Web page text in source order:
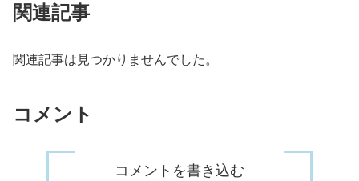
関連記事
関連記事は見つかりませんでした。
コメント
コメントを書き込む